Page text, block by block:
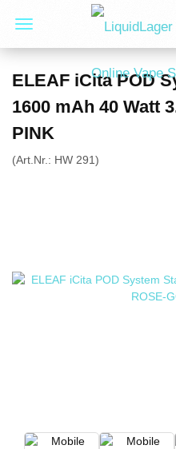
ELEAF iCita POD
1600 mAh 40 Watt
PINK
(Art.Nr.: HW 291)